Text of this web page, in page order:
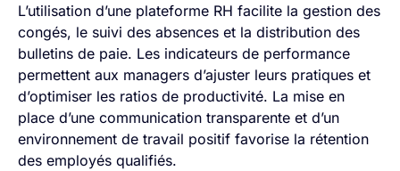
L’utilisation d’une plateforme RH facilite la gestion des
congés, le suivi des absences et la distribution des
bulletins de paie. Les indicateurs de performance
permettent aux managers d’ajuster leurs pratiques et
d’optimiser les ratios de productivité. La mise en
place d’une communication transparente et d’un
environnement de travail positif favorise la rétention
des employés qualifiés.